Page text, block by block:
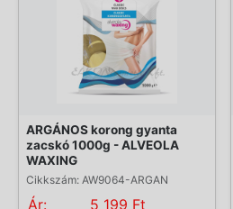
ARGÁNOS korong gyanta
zacskó 1000g - ALVEOLA
WAXING
Cikkszám: AW9064-ARGAN
Ár: 5 199 Ft